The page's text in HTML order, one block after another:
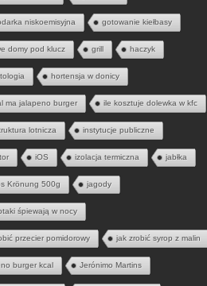
niskoemisyjna gotowanie kiełbasy
domy pod klucz grill haczyk
hortensja w donicy
ma jalapeno burger ile kosztuje dolewka w kfc
lotnicza instytucje publiczne
iOS izolacja termiczna jabłka
Krönung 500g jagody
śpiewają w nocy
przecier pomidorowy jak zrobić syrop z malin
burger kcal Jerónimo Martins